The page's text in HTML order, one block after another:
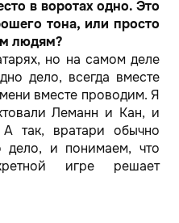
в воротах одно. Это
тона, или просто
людям?
но на самом деле
дело, всегда вместе
вместе проводим. Я
Леманн и Кан, и
так, вратари обычно
и понимаем, что
игре решает